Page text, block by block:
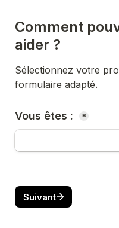
Comment
aider ?
Sélectionnez votre
formulaire adapté.
Vous êtes : *
Suivant